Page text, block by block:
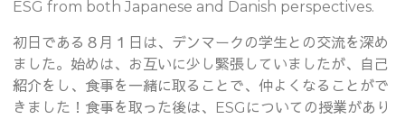
ESG from both Japanese and Danish perspectives.
初日である８月１日は、デンマークの学生との交流を深め
ました。始めは、お互いに少し緊張していましたが、自己
紹介をし、食事を一緒に取ることで、仲よくなることがで
きました！食事を取った後は、ESGについての授業があり